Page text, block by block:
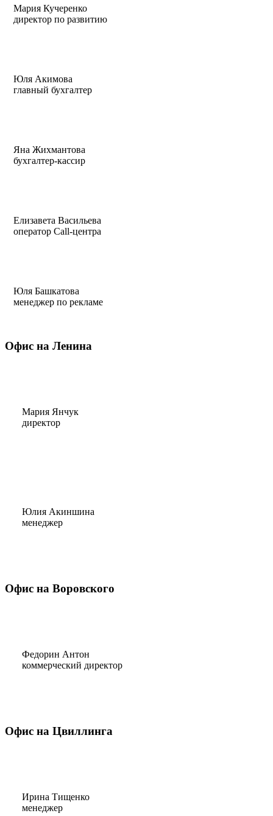
Мария Кучеренко
директор по развитию
Юля Акимова
главный бухгалтер
Яна Жихмантова
бухгалтер-кассир
Елизавета Васильева
оператор Call-центра
Юля Башкатова
менеджер по рекламе
Офис на Ленина
Мария Янчук
директор
Юлия Акиншина
менеджер
Офис на Воровского
Федорин Антон
коммерческий директор
Офис на Цвиллинга
Ирина Тищенко
менеджер